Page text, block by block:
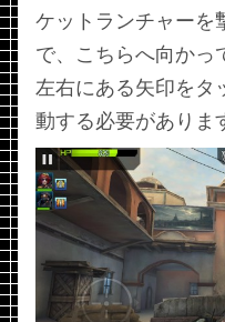
ケットランチャーを
で、こちらへ向かっ
左右にある矢印をタ
動する必要がありま